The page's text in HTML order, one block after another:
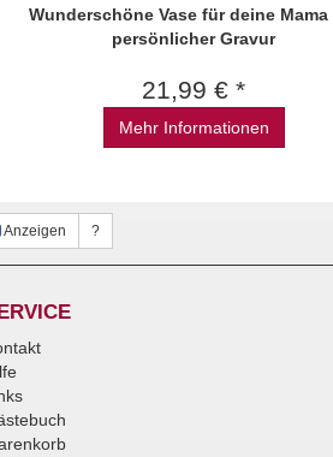
Wunderschöne Vase für deine Mama
persönlicher Gravur
21,99 € *
Mehr Informationen
Anzeigen ?